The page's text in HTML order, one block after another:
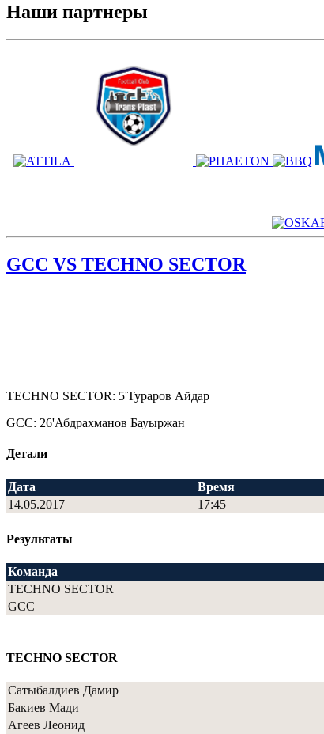
Наши партнеры
GCC VS TECHNO SECTOR
TECHNO SECTOR: 5'Тураров Айдар
GCC: 26'Абдрахманов Бауыржан
Детали
Дата Время
14.05.2017
17:45
Результаты
Команда
TECHNO SECTOR
GCC
TECHNO SECTOR
Сатыбалдиев Дамир
Бакиев Мади
Агеев Леонид